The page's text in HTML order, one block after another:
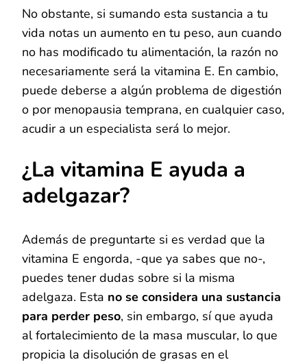
No obstante, si sumando esta sustancia a tu
vida notas un aumento en tu peso, aun cuando
no has modificado tu alimentación, la razón no
necesariamente será la vitamina E. En cambio,
puede deberse a algún problema de digestión
o por menopausia temprana, en cualquier caso,
acudir a un especialista será lo mejor.
¿La vitamina E ayuda a
adelgazar?
Además de preguntarte si es verdad que la
vitamina E engorda, -que ya sabes que no-,
puedes tener dudas sobre si la misma
adelgaza. Esta no se considera una sustancia
para perder peso, sin embargo, sí que ayuda
al fortalecimiento de la masa muscular, lo que
propicia la disolución de grasas en el